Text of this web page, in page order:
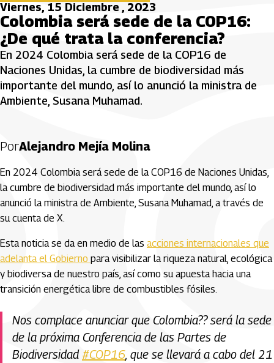
Viernes, 15 Diciembre , 2023
Colombia será sede de la COP16:
¿De qué trata la conferencia?
En 2024 Colombia será sede de la COP16 de
Naciones Unidas, la cumbre de biodiversidad más
importante del mundo, así lo anunció la ministra de
Ambiente, Susana Muhamad.
PorAlejandro Mejía Molina
En 2024 Colombia será sede de la COP16 de Naciones Unidas,
la cumbre de biodiversidad más importante del mundo, así lo
anunció la ministra de Ambiente, Susana Muhamad, a través de
su cuenta de X.
Esta noticia se da en medio de las acciones internacionales que
adelanta el Gobierno para visibilizar la riqueza natural, ecológica
y biodiversa de nuestro país, así como su apuesta hacia una
transición energética libre de combustibles fósiles.
Nos complace anunciar que Colombia?? será la sede
de la próxima Conferencia de las Partes de
Biodiversidad #COP16, que se llevará a cabo del 21